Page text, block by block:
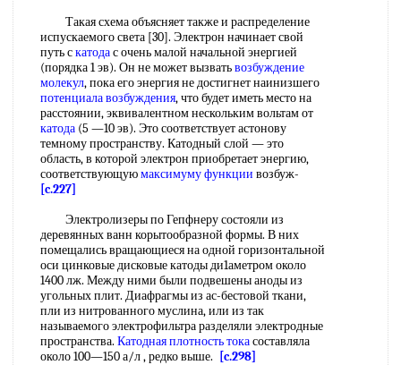
Такая схема объясняет также и распределение
испускаемого света [30]. Электрон начинает свой
путь скатодас очень малой начальной энергией
(порядка 1 эв). Он не может вызватьвозбуждение
молекул, пока его энергия не достигнет наинизшего
потенциала возбуждения, что будет иметь место на
расстоянии, эквивалентном нескольким вольтам от
катода (5 —10 эв). Это соответствует астонову
темному пространству. Катодный слой — это
область, в которой электрон приобретает энергию,
соответствующуюмаксимуму функции возбуж-
[c.227]
Электролизеры по Гепфнеру состояли из
деревянных ванн корытообразной формы. В них
помещались вращающиеся на одной горизонтальной
оси цинковые дисковые катоды ди1аметром около
1400 лж. Между ними были подвешены аноды из
угольных плит. Диафрагмы из ас-бестовой ткани,
пли из нитрованного муслина, или из так
называемого электрофильтра разделяли электродные
пространства. Катодная плотность токасоставляла
около 100—150 а/л , редко выше.
[c.298]